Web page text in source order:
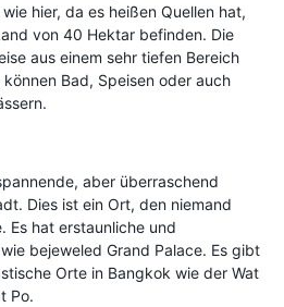
hier, da es heißen Quellen hat,
von 40 Hektar befinden. Die
aus einem sehr tiefen Bereich
Bad, Speisen oder auch
aber überraschend
Dies ist ein Ort, den niemand
Es hat erstaunliche und
bejeweled Grand Palace. Es gibt
Orte in Bangkok wie der Wat
Po.